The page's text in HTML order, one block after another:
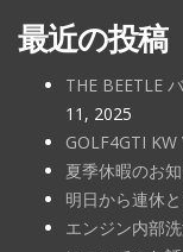
最近の投稿
THE BEETLE
11, 2025
GOLF4GTI
夏季休暇のお
明日から連休と
エンジン内部